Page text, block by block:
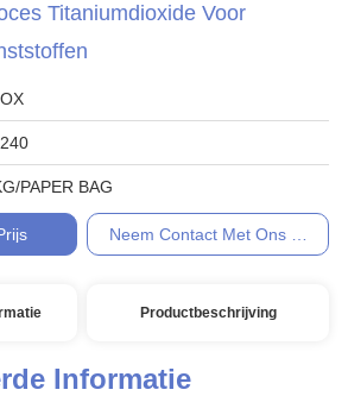
Titaniumdioxide Voor
PAPER BAG
Neem Contact Met Ons Op
Productbeschrijving
Informatie